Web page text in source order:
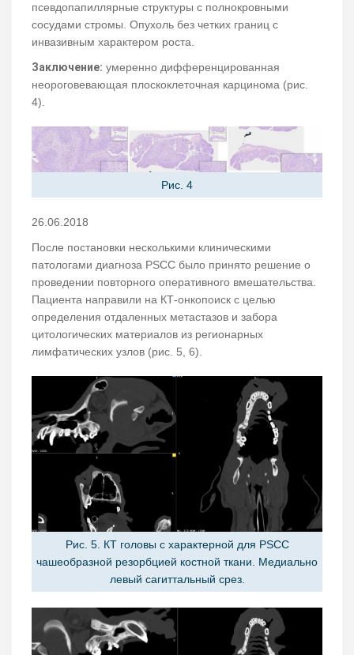
псевдопапиллярные структуры с полнокровными
сосудами стромы. Опухоль без четких границ с
инвазивным характером роста.
Заключение: умеренно дифференцированная
неороговевающая плоскоклеточная карцинома (рис.
4).
Рис. 4
26.06.2018
После постановки несколькими клиническими
патологами диагноза PSCC было принято решение о
проведении повторного оперативного вмешательства.
Пациента направили на КТ-онкопоиск с целью
определения отдаленных метастазов и забора
цитологических материалов из регионарных
лимфатических узлов (рис. 5, 6).
Рис. 5. КТ головы с характерной для PSCC
чашеобразной резорбцией костной ткани. Медиально
левый сагиттальный срез.